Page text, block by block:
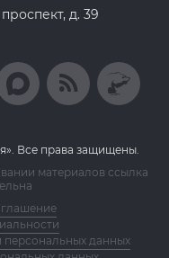
д. 39
Все права защищены.
материалов ссылка
данных